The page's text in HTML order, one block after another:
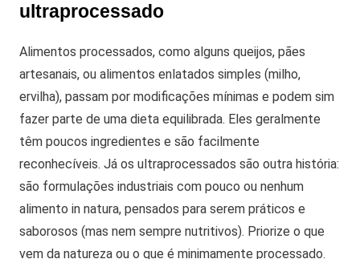
ultraprocessado
Alimentos processados, como alguns queijos, pães
artesanais, ou alimentos enlatados simples (milho,
ervilha), passam por modificações mínimas e podem sim
fazer parte de uma dieta equilibrada. Eles geralmente
têm poucos ingredientes e são facilmente
reconhecíveis. Já os ultraprocessados são outra história:
são formulações industriais com pouco ou nenhum
alimento in natura, pensados para serem práticos e
saborosos (mas nem sempre nutritivos). Priorize o que
vem da natureza ou o que é minimamente processado.